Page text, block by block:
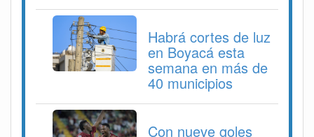
Habrá cortes de luz
en Boyacá esta
semana en más de
40 municipios
Con nueve goles